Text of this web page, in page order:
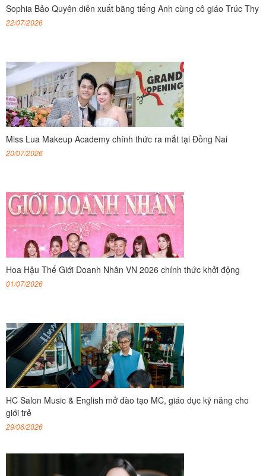
Sophia Bảo Quyên diễn xuất bằng tiếng Anh cùng cô giáo Trúc Thy
22/07/2026
Miss Lua Makeup Academy chính thức ra mắt tại Đồng Nai
20/07/2026
Hoa Hậu Thế Giới Doanh Nhân VN 2026 chính thức khởi động
01/07/2026
HC Salon Music & English mở đào tạo MC, giáo dục kỹ năng cho
giới trẻ
29/06/2026